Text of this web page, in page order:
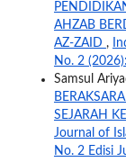
AHZAB
AZ-ZAID ,
No. 2
Samsul
SEJARAH
Journal of
No. 2 Edisi